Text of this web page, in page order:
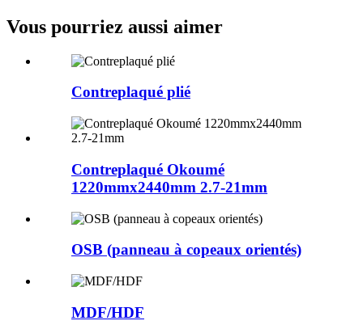
Vous pourriez aussi aimer
Contreplaqué plié
Contreplaqué Okoumé
1220mmx2440mm 2.7-21mm
OSB (panneau à copeaux orientés)
MDF/HDF